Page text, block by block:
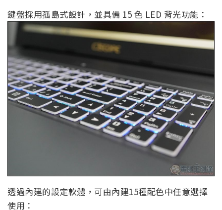
鍵盤採用孤島式設計，並具備 15 色 LED 背光功能：
透過內建的設定軟體，可由內建15種配色中任意選擇
使用：